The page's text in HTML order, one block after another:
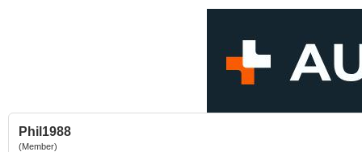
Phil1988
(Member)